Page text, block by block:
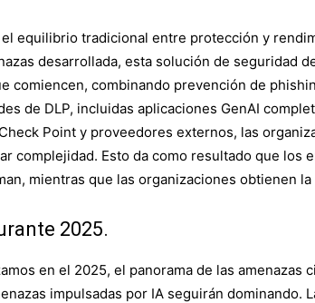
equilibrio tradicional entre protección y
desarrollada, esta solución de seguridad
comiencen, combinando prevención de
de DLP, incluidas aplicaciones GenAI
Point y proveedores externos, las
complejidad. Esto da como resultado que los
mientras que las organizaciones obtienen
2025.
en el 2025, el panorama de las amenazas
impulsadas por IA seguirán dominando.